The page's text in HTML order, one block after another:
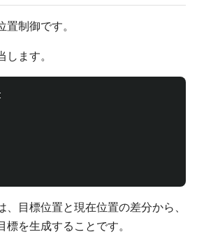
制御です。
ます。
、目標位置と現在位置の差分から、
を生成することです。